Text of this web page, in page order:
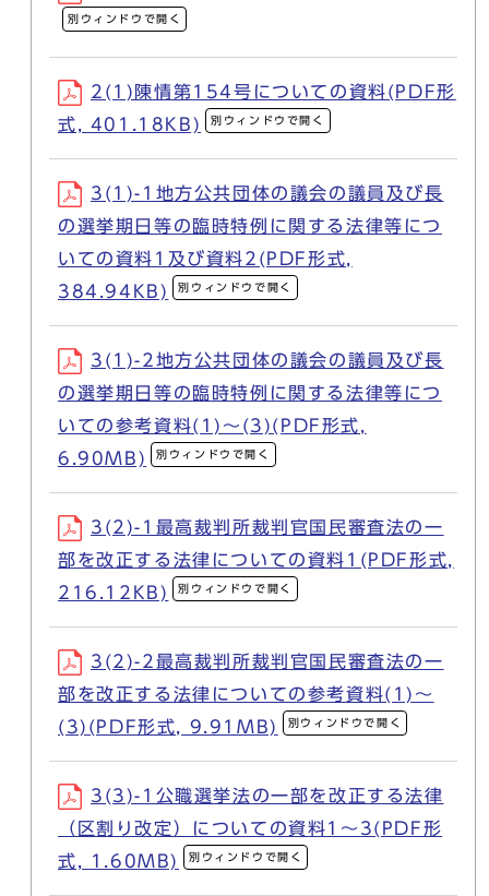
別ウィンドウで開く
2(1)陳情第154号についての資料(PDF形
式, 401.18KB)
別ウィンドウで開く
3(1)-1地方公共団体の議会の議員及び長
の選挙期日等の臨時特例に関する法律等につ
いての資料1及び資料2(PDF形式,
384.94KB)
別ウィンドウで開く
3(1)-2地方公共団体の議会の議員及び長
の選挙期日等の臨時特例に関する法律等につ
いての参考資料(1)～(3)(PDF形式,
6.90MB)
別ウィンドウで開く
3(2)-1最高裁判所裁判官国民審査法の一
部を改正する法律についての資料1(PDF形式,
216.12KB)
別ウィンドウで開く
3(2)-2最高裁判所裁判官国民審査法の一
部を改正する法律についての参考資料(1)～
(3)(PDF形式, 9.91MB)
別ウィンドウで開く
3(3)-1公職選挙法の一部を改正する法律
（区割り改定）についての資料1～3(PDF形
式, 1.60MB)
別ウィンドウで開く